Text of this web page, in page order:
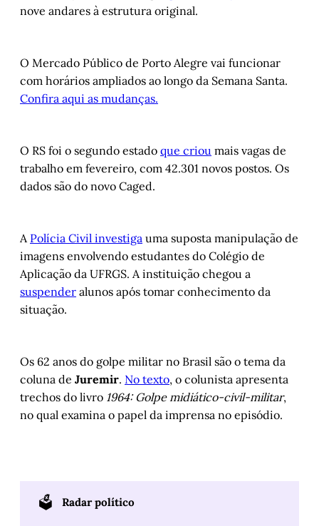
nove andares à estrutura original.
O Mercado Público de Porto Alegre vai funcionar
com horários ampliados ao longo da Semana Santa.
Confira aqui as mudanças.
O RS foi o segundo estado que criou mais vagas de
trabalho em fevereiro, com 42.301 novos postos. Os
dados são do novo Caged.
A Polícia Civil investiga uma suposta manipulação de
imagens envolvendo estudantes do Colégio de
Aplicação da UFRGS. A instituição chegou a
suspender alunos após tomar conhecimento da
situação.
Os 62 anos do golpe militar no Brasil são o tema da
coluna de Juremir. No texto, o colunista apresenta
trechos do livro 1964: Golpe midiático-civil-militar,
no qual examina o papel da imprensa no episódio.
🗳️ Radar político